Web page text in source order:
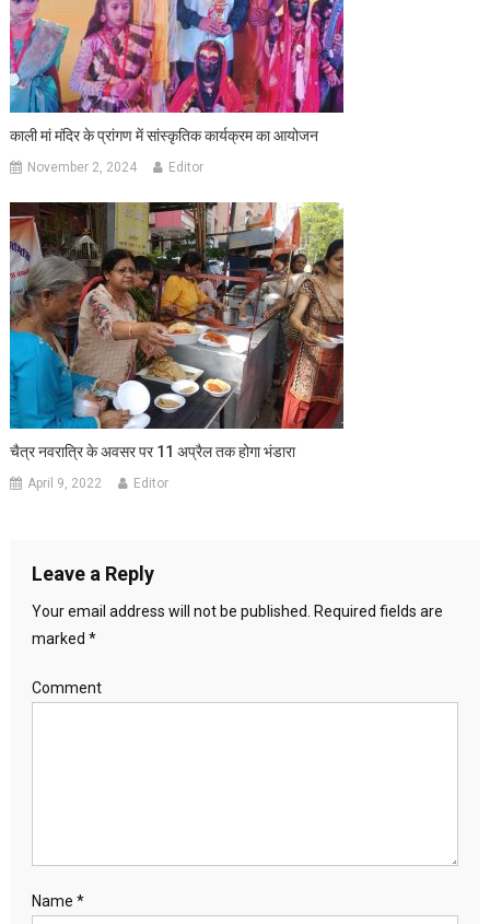
काली मां मंदिर के प्रांगण में सांस्कृतिक कार्यक्रम का आयोजन
November 2, 2024 Editor
चैत्र नवरात्रि के अवसर पर 11 अप्रैल तक होगा भंडारा
April 9, 2022 Editor
Leave a Reply
Your email address will not be published. Required fields are
marked *
Comment
Name *